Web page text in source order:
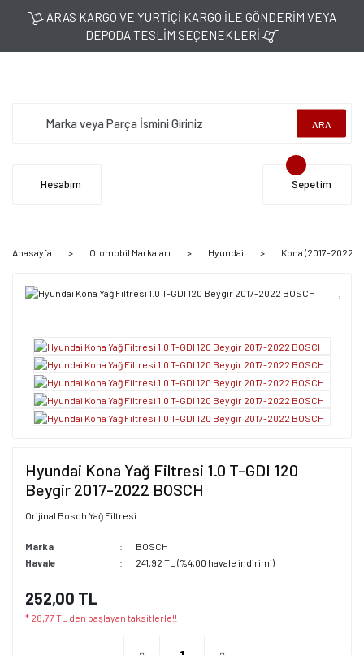
ARAS KARGO VE YURTİÇİ KARGO İLE GÖNDERİM VEYA
DEPODA TESLİM SEÇENEKLERİ
ARA
Hesabım Sepetim
Anasayfa Otomobil Markaları Hyundai Kona (2017-2022)
Hyundai Kona Yağ Filtresi 1.0 T-GDI 120
Beygir 2017-2022 BOSCH
Orijinal Bosch Yağ Filtresi.
Marka
BOSCH
Havale
241,92 TL (%4,00 havale indirimi)
252,00 TL
* 28,77 TL den başlayan taksitlerle!!